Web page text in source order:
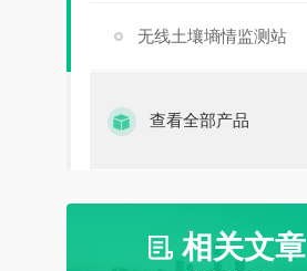
无线土壤墒情监测站
查看全部产品
相关文章